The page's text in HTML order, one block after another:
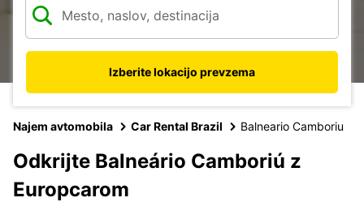
Izberite lokacijo prevzema
Najem avtomobila Car Rental Brazil Balneario Camboriu
Odkrijte Balneário Camboriú z
Europcarom